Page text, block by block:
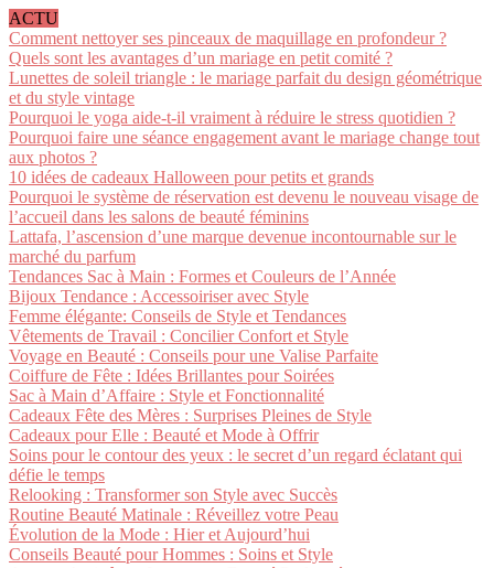
ACTU
Comment nettoyer ses pinceaux de maquillage en profondeur ?
Quels sont les avantages d’un mariage en petit comité ?
Lunettes de soleil triangle : le mariage parfait du design géométrique
et du style vintage
Pourquoi le yoga aide-t-il vraiment à réduire le stress quotidien ?
Pourquoi faire une séance engagement avant le mariage change tout
aux photos ?
10 idées de cadeaux Halloween pour petits et grands
Pourquoi le système de réservation est devenu le nouveau visage de
l’accueil dans les salons de beauté féminins
Lattafa, l’ascension d’une marque devenue incontournable sur le
marché du parfum
Tendances Sac à Main : Formes et Couleurs de l’Année
Bijoux Tendance : Accessoiriser avec Style
Femme élégante: Conseils de Style et Tendances
Vêtements de Travail : Concilier Confort et Style
Voyage en Beauté : Conseils pour une Valise Parfaite
Coiffure de Fête : Idées Brillantes pour Soirées
Sac à Main d’Affaire : Style et Fonctionnalité
Cadeaux Fête des Mères : Surprises Pleines de Style
Cadeaux pour Elle : Beauté et Mode à Offrir
Soins pour le contour des yeux : le secret d’un regard éclatant qui
défie le temps
Relooking : Transformer son Style avec Succès
Routine Beauté Matinale : Réveillez votre Peau
Évolution de la Mode : Hier et Aujourd’hui
Conseils Beauté pour Hommes : Soins et Style